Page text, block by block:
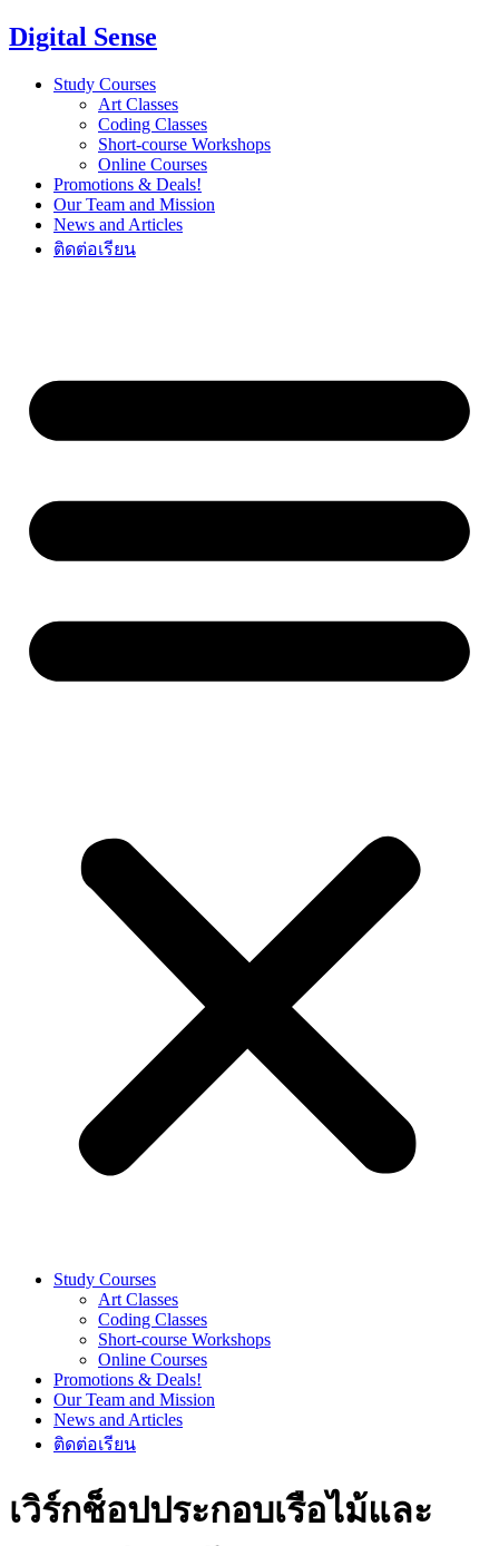
Digital Sense
Study Courses
Art Classes
Coding Classes
Short-course Workshops
Online Courses
Promotions & Deals!
Our Team and Mission
News and Articles
ติดต่อเรียน
Study Courses
Art Classes
Coding Classes
Short-course Workshops
Online Courses
Promotions & Deals!
Our Team and Mission
News and Articles
ติดต่อเรียน
เวิร์กช็อปประกอบเรือไม้และ